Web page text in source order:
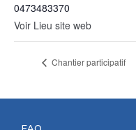
0473483370
Voir Lieu site web
Chantier participatif